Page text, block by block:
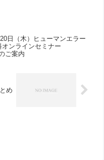
日（木）ヒューマンエラー
ンラインセミナー
ご案内
め